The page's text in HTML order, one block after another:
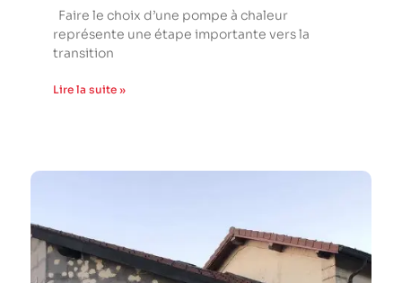
Faire le choix d’une pompe à chaleur
représente une étape importante vers la
transition
Lire la suite »